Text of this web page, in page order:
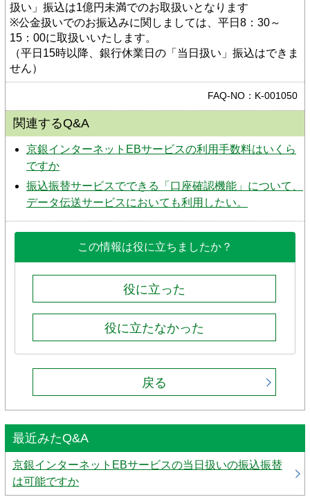
扱い」振込は1億円未満でのお取扱いとなります
※公金扱いでのお振込みに関しましては、平日8：30～
15：00に取扱いいたします。
（平日15時以降、銀行休業日の「当日扱い」振込はできま
せん）
FAQ-NO：K-001050
関連するQ&A
京銀インターネットEBサービスの利用手数料はいくら
ですか
振込振替サービスでできる「口座確認機能」について、
データ伝送サービスにおいても利用したい。
この情報は役に立ちましたか？
役に立った
役に立たなかった
戻る
最近みたQ&A
京銀インターネットEBサービスの当日扱いの振込振替
は可能ですか